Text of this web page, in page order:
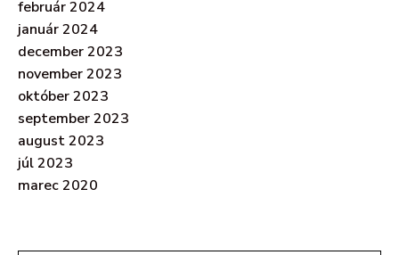
február 2024
január 2024
december 2023
november 2023
október 2023
september 2023
august 2023
júl 2023
marec 2020